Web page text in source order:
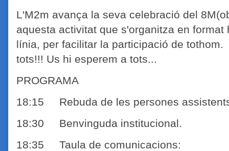
L'M2m avança la seva celebració del
aquesta activitat que s'organitza en
línia, per facilitar la participació de
tots!!! Us hi esperem a tots...
PROGRAMA
18:15 Rebuda de les persones
18:30 Benvinguda institucional.
18:35 Taula de comunicacions: